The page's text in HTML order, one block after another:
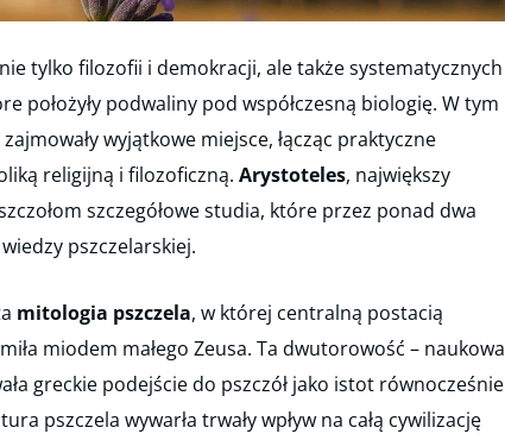
tylko filozofii i demokracji, ale także systematycznych
położyły podwaliny pod współczesną biologię. W tym
zajmowały wyjątkowe miejsce, łącząc praktyczne
religijną i filozoficzną. Arystoteles, największy
szczegółowe studia, które przez ponad dwa
pszczelarskiej.
mitologia pszczela, w której centralną postacią
miodem małego Zeusa. Ta dwutorowość – naukowa
greckie podejście do pszczół jako istot równocześnie
pszczela wywarła trwały wpływ na całą cywilizację